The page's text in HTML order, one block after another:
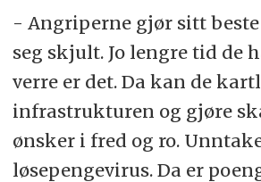
- Angriperne gjør sitt
seg skjult. Jo lengre tid de
verre er det. Da kan de
infrastrukturen og gjøre
ønsker i fred og ro.
løsepengevirus. Da er